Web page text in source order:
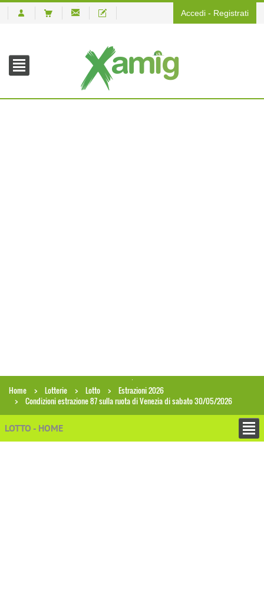
Accedi - Registrati
Home Lotterie Lotto
Estrazioni 2026
Condizioni estrazione 87 sulla ruota di Venezia di sabato 30/05/2026
LOTTO - HOME